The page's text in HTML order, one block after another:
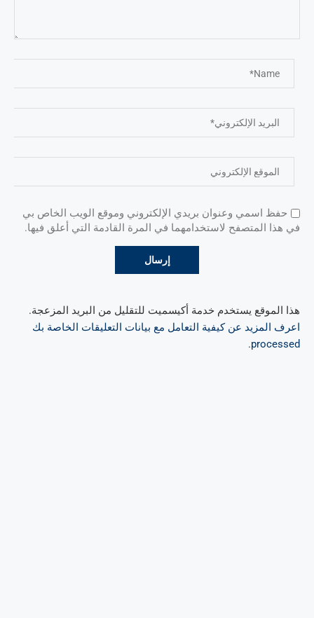
حفظ اسمي وعنوان بريدي الإلكتروني وموقع الويب الخاص بي
في هذا المتصفح لاستخدامهما في المرة القادمة التي أعلق فيها.
هذا الموقع يستخدم خدمة أكيسميت للتقليل من البريد المزعجة.
اعرف المزيد عن كيفية التعامل مع بيانات التعليقات الخاصة بك
processed
.